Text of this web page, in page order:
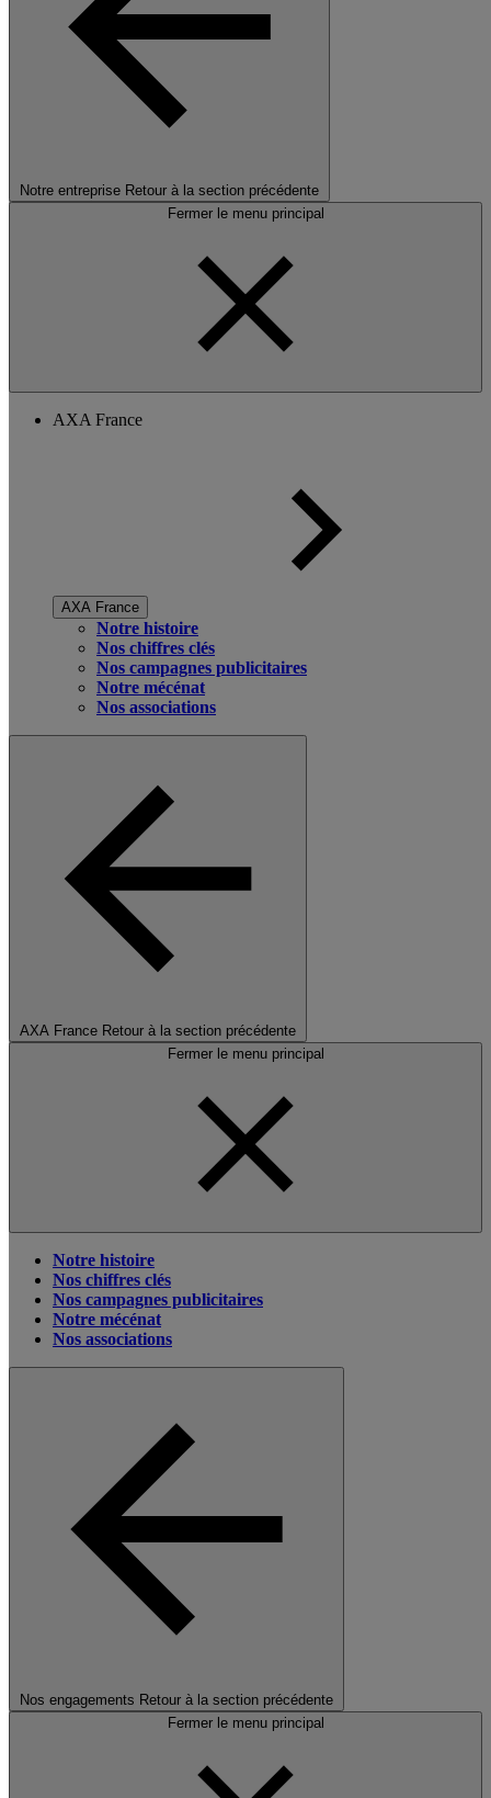
Notre entreprise Retour à la section précédente
Fermer le menu principal
AXA France
AXA France
Notre histoire
Nos chiffres clés
Nos campagnes publicitaires
Notre mécénat
Nos associations
AXA France Retour à la section précédente
Fermer le menu principal
Notre histoire
Nos chiffres clés
Nos campagnes publicitaires
Notre mécénat
Nos associations
Nos engagements Retour à la section précédente
Fermer le menu principal